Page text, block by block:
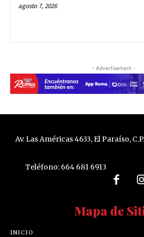
agosto 7, 2026
- Advertisement -
Av. Las Américas 4633, El Paraíso,
Teléfono: 664 681 6913
Mapa de
INICIO